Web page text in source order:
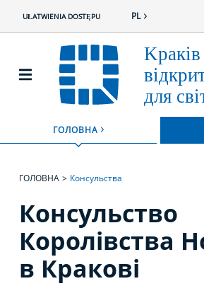
UŁATWIENIA DOSTĘPU PL
ГОЛОВНАROZWIŃ MENU
ГОЛОВНА Консульства
Консульство
Королівства
в Кракові